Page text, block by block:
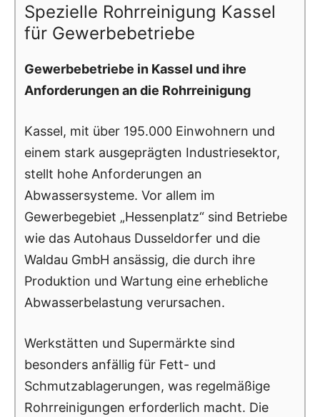
Spezielle Rohrreinigung Kassel
für Gewerbebetriebe
Gewerbebetriebe in Kassel und ihre
Anforderungen an die Rohrreinigung
Kassel, mit über 195.000 Einwohnern und
einem stark ausgeprägten Industriesektor,
stellt hohe Anforderungen an
Abwassersysteme. Vor allem im
Gewerbegebiet „Hessenplatz“ sind Betriebe
wie das Autohaus Dusseldorfer und die
Waldau GmbH ansässig, die durch ihre
Produktion und Wartung eine erhebliche
Abwasserbelastung verursachen.
Werkstätten und Supermärkte sind
besonders anfällig für Fett- und
Schmutzablagerungen, was regelmäßige
Rohrreinigungen erforderlich macht. Die